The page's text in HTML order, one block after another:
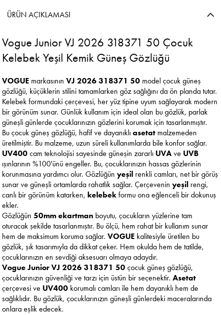
ÜRÜN AÇIKLAMASI
Vogue Junior VJ 2026 318371 50 Çocuk
Kelebek Yeşil Kemik Güneş Gözlüğü
VOGUE markasınınVJ 2026 318371 50 model çocuk güneş
gözlüğü, küçüklerin stilini tamamlarken göz sağlığını da ön planda tutar.
Kelebek formundaki çerçevesi, her yüz tipine uyum sağlayarak modern
bir görünüm sunar. Günlük kullanım için ideal olan bu gözlük, parlak
güneşli günlerde çocuklarınızın gözlerini korumak için tasarlanmıştır.
Bu çocuk güneş gözlüğü, hafif ve dayanıklıasetat malzemeden
üretilmiştir. Bu malzeme, uzun süreli kullanımlarda bile konfor sağlar.
UV400cam teknolojisi sayesinde güneşin zararlı UVAve UVB
ışınlarının %100'ünü engeller. Bu, çocuklarınızın hassas gözlerinin
korunmasına yardımcı olur. Gözlüğünyeşil renkli camları, net bir görüş
sunar ve güneşli ortamlarda rahatlık sağlar. Çerçeveninyeşil rengi,
canlı bir görünüm katarken, kelebekformu ona eğlenceli bir dokunuş
ekler.
Gözlüğün50mm ekartman boyutu, çocukların yüzlerine tam
oturacak şekilde tasarlanmıştır. Bu ölçü, hem rahat bir kullanım sunar
hem de maksimum koruma sağlar.VOGUE kalitesiyle üretilen bu
gözlük, şık tasarımıyla da dikkat çeker. Hem okulda hem de tatilde,
çocuklarınızın en sevdiği aksesuarı olmaya adaydır.
Vogue Junior VJ 2026 318371 50çocuk güneş gözlüğü,
çocuklarınızın güvenliği ve tarzı için üstün bir seçenektir.Asetat
çerçevesi ve UV400 korumalı camları ile hem dayanıklı hem de
sağlıklıdır. Bu gözlük, çocuklarınızın güneşli günlerdeki maceralarında
onlara eşlik edecek.